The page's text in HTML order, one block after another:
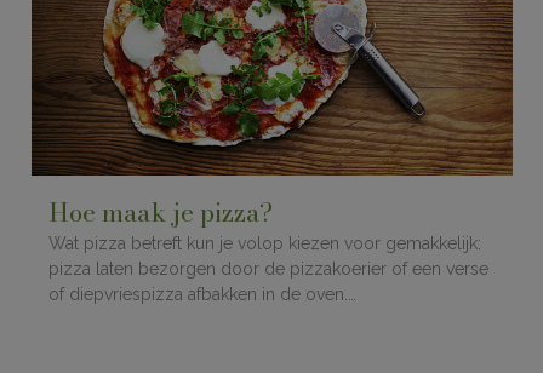
Hoe maak je pizza?
Wat pizza betreft kun je volop kiezen voor gemakkelijk:
pizza laten bezorgen door de pizzakoerier of een verse
of diepvriespizza afbakken in de oven.…